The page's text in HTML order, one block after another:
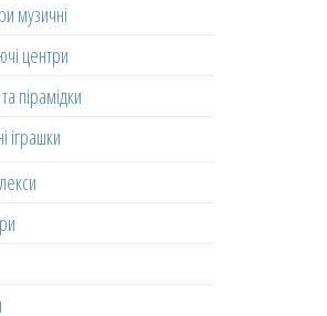
музичні
центри
пірамідки
іграшки